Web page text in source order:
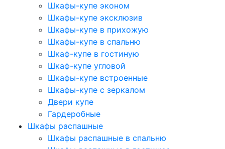
Шкафы-купе эконом
Шкафы-купе эксклюзив
Шкафы-купе в прихожую
Шкафы-купе в спальню
Шкаф-купе в гостиную
Шкаф-купе угловой
Шкафы-купе встроенные
Шкафы-купе с зеркалом
Двери купе
Гардеробные
Шкафы распашные
Шкафы распашные в спальню